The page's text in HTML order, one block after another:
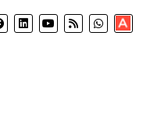
Apoia-
se